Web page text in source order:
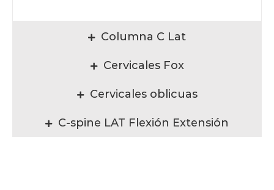
Columna C Lat
Cervicales Fox
Cervicales oblicuas
C-spine LAT Flexión Extensión